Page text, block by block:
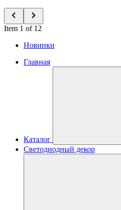
Item 1 of 12
Новинки
Главная
Каталог
Светодиодный декор